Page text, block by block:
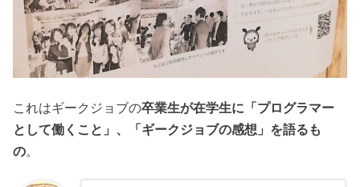
これはギークジョブの卒業生が在学生に「プログラマー
として働くこと」、「ギークジョブの感想」を語るも
の。